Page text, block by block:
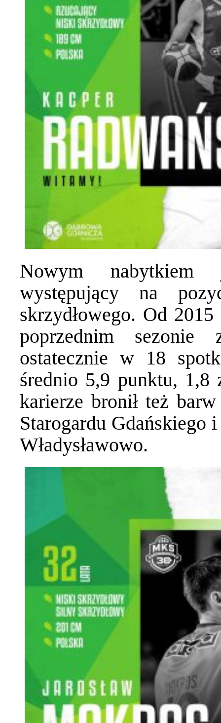
Nowym
występujący na
skrzydłowego. Od
poprzednim
ostatecznie w 18
średnio 5,9 punktu,
karierze bronił też
Starogardu Gdańskiego
Władysławowo.